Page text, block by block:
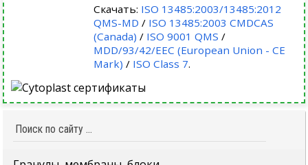
Скачать: ISO 13485:2003/13485:2012
QMS-MD / ISO 13485:2003 CMDCAS
(Canada) / ISO 9001 QMS /
MDD/93/42/EEC (European Union - CE
Mark) / ISO Class 7.